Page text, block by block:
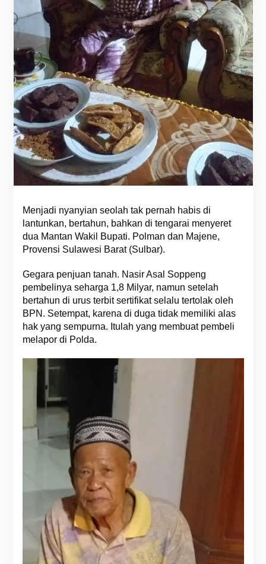
Menjadi nyanyian seolah tak pernah habis di
lantunkan, bertahun, bahkan di tengarai menyeret
dua Mantan Wakil Bupati. Polman dan Majene,
Provensi Sulawesi Barat (Sulbar).
Gegara penjuan tanah. Nasir Asal Soppeng
pembelinya seharga 1,8 Milyar, namun setelah
bertahun di urus terbit sertifikat selalu tertolak oleh
BPN. Setempat, karena di duga tidak memiliki alas
hak yang sempurna. Itulah yang membuat pembeli
melapor di Polda.